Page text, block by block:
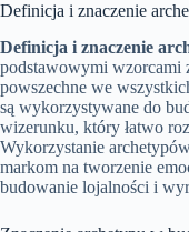
Definicja i znaczenie
Definicja i znaczenie
podstawowymi wzorcami
powszechne we
są wykorzystywane do
wizerunku, który łatwo
Wykorzystanie
markom na tworzenie
budowanie lojalności i